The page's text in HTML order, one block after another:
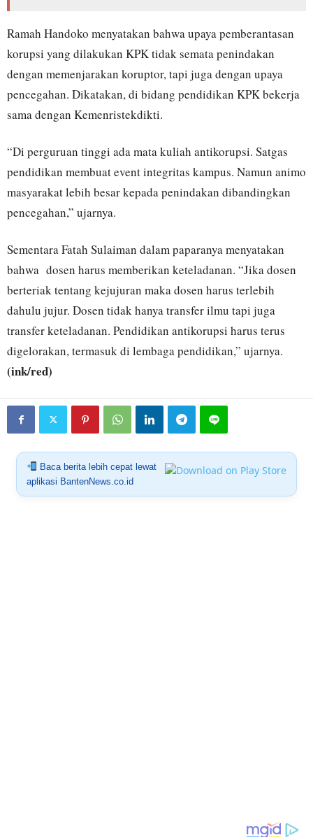
Ramah Handoko menyatakan bahwa upaya pemberantasan
korupsi yang dilakukan KPK tidak semata penindakan
dengan memenjarakan koruptor, tapi juga dengan upaya
pencegahan. Dikatakan, di bidang pendidikan KPK bekerja
sama dengan Kemenristekdikti.
“Di perguruan tinggi ada mata kuliah antikorupsi. Satgas
pendidikan membuat event integritas kampus. Namun animo
masyarakat lebih besar kepada penindakan dibandingkan
pencegahan,” ujarnya.
Sementara Fatah Sulaiman dalam paparanya menyatakan
bahwa dosen harus memberikan keteladanan. “Jika dosen
berteriak tentang kejujuran maka dosen harus terlebih
dahulu jujur. Dosen tidak hanya transfer ilmu tapi juga
transfer keteladanan. Pendidikan antikorupsi harus terus
digelorakan, termasuk di lembaga pendidikan,” ujarnya.
(ink/red)
Baca berita lebih cepat lewat
aplikasi BantenNews.co.id